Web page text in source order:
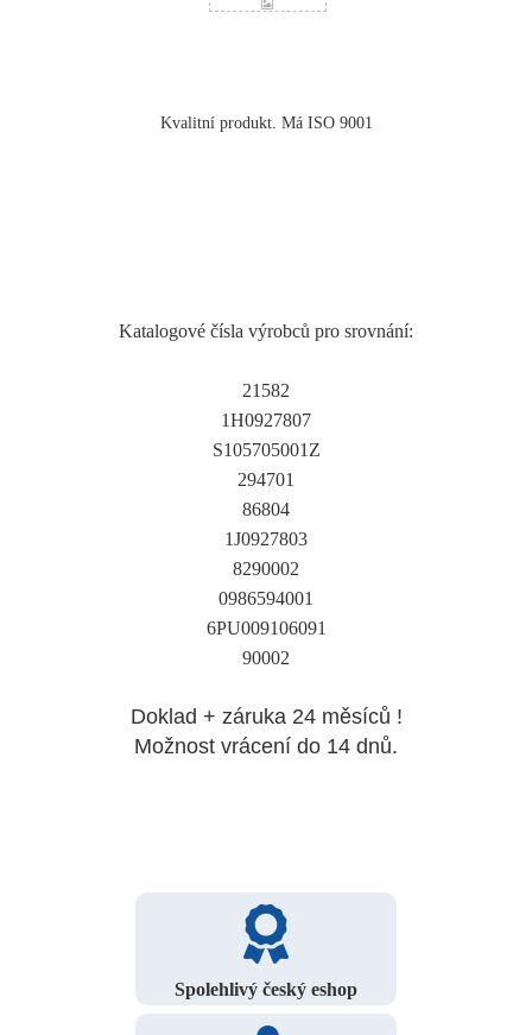
Kvalitní produkt. Má ISO 9001
Katalogové čísla výrobců pro srovnání:
21582
1H0927807
S105705001Z
294701
86804
1J0927803
8290002
0986594001
6PU009106091
90002
Doklad + záruka 24 měsíců !
Možnost vrácení do 14 dnů.
Spolehlivý český eshop